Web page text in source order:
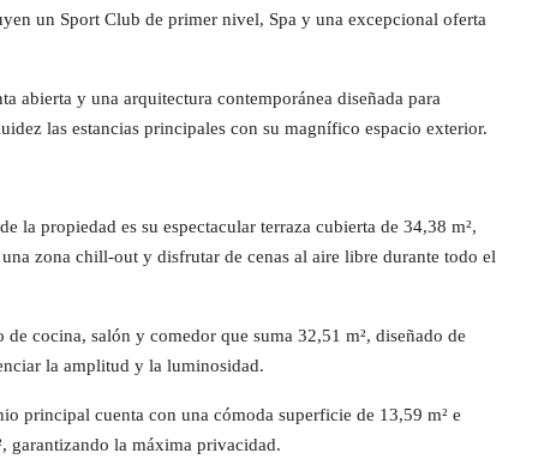
un Sport Club de primer nivel, Spa y una excepcional oferta
abierta y una arquitectura contemporánea diseñada para
las estancias principales con su magnífico espacio exterior.
la propiedad es su espectacular terraza cubierta de 34,38 m²,
zona chill-out y disfrutar de cenas al aire libre durante todo el
cocina, salón y comedor que suma 32,51 m², diseñado de
la amplitud y la luminosidad.
principal cuenta con una cómoda superficie de 13,59 m² e
garantizando la máxima privacidad.